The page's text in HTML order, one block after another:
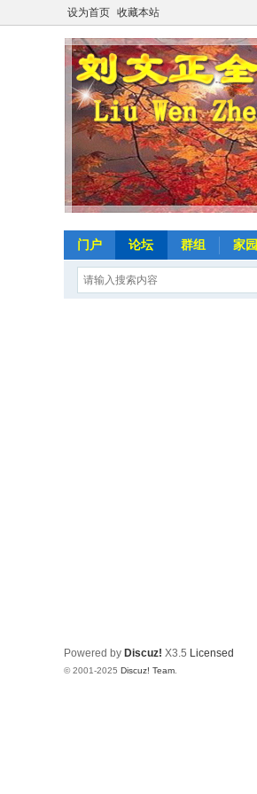
设为首页 收藏本站
门户 论坛 群组 家园
Powered by Discuz! X3.5 Licensed
© 2001-2025 Discuz! Team